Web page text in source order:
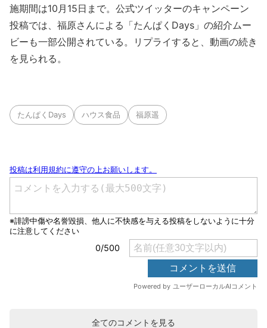
施期間は10月15日まで。公式ツイッターのキャンペーン
投稿では、福原さんによる「たんぱくDays」の紹介ムー
ビーも一部公開されている。リプライすると、動画の続き
を見られる。
たんぱくDays ハウス食品 福原遥
全てのコメントを見る